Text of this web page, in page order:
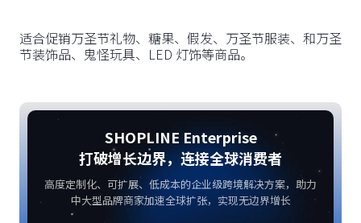
适合促销万圣节礼物、糖果、假发、万圣节服装、和万圣
节装饰品、鬼怪玩具、LED 灯饰等商品。
SHOPLINE Enterprise
打破增长边界，连接全球消费者
高度定制化、可扩展、低成本的企业级跨境解决方案，助力
中大型品牌商家加速全球扩张，实现无边界增长